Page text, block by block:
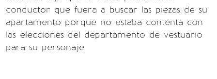
conductor que fuera a buscar las piezas de su
apartamento porque no estaba contenta con
las elecciones del departamento de vestuario
para su personaje.